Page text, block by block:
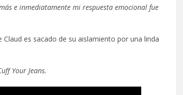
e inmediatamente mi respuesta emocional fue
es sacado de su aislamiento por una linda
Your Jeans.